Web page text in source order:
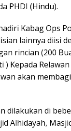
PHDI (Hindu).
Kabag Ops
lainnya diisi
rincian (200
Kepada
akan
dilakukan di
Alhidayah,